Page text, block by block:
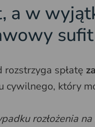
a w
rozstrzyga spłatę
cywilnego, który
rozłożenia